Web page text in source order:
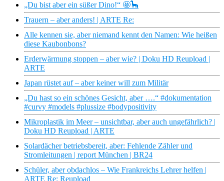
„Du bist aber ein süßer Dino!“ 🤩🦕
Trauern – aber anders! | ARTE Re:
Alle kennen sie, aber niemand kennt den Namen: Wie heißen
diese Kaubonbons?
Erderwärmung stoppen – aber wie? | Doku HD Reupload |
ARTE
Japan rüstet auf – aber keiner will zum Militär
„Du hast so ein schönes Gesicht, aber ….“ #dokumentation
#curvy #models #plussize #bodypositivity
Mikroplastik im Meer – unsichtbar, aber auch ungefährlich? |
Doku HD Reupload | ARTE
Solardächer betriebsbereit, aber: Fehlende Zähler und
Stromleitungen | report München | BR24
Schüler, aber obdachlos – Wie Frankreichs Lehrer helfen |
ARTE Re: Reupload